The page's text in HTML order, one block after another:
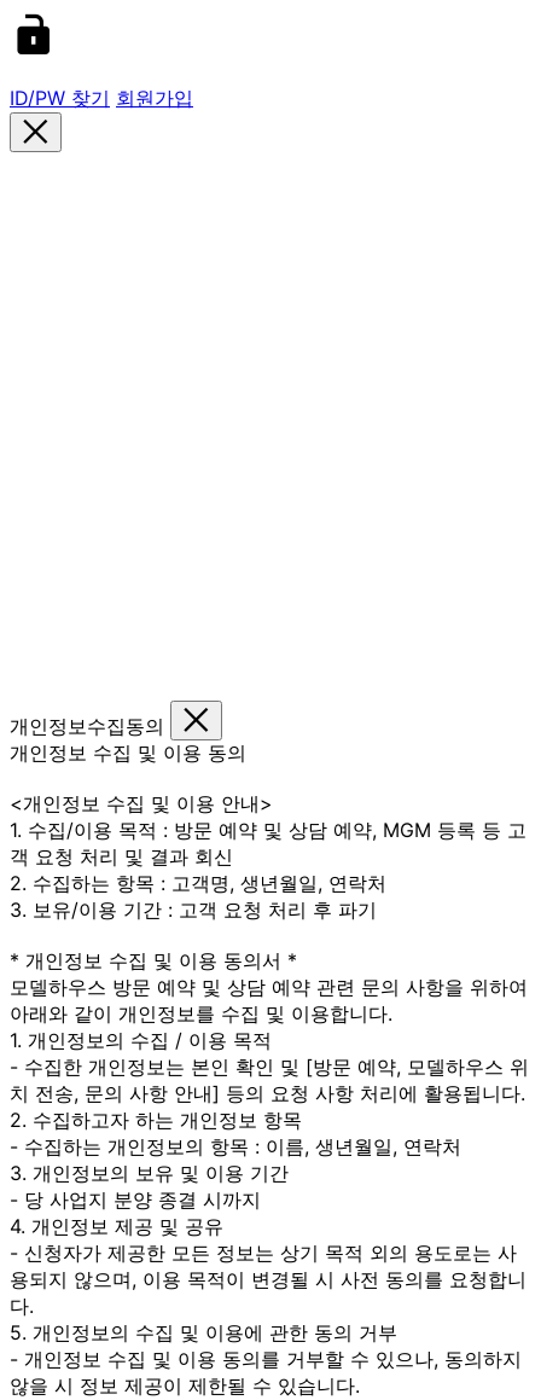
ID/PW 찾기 회원가입
개인정보수집동의
개인정보 수집 및 이용 동의
<개인정보 수집 및 이용 안내>
1. 수집/이용 목적 : 방문 예약 및 상담 예약, MGM 등록 등 고
객 요청 처리 및 결과 회신
2. 수집하는 항목 : 고객명, 생년월일, 연락처
3. 보유/이용 기간 : 고객 요청 처리 후 파기
* 개인정보 수집 및 이용 동의서 *
모델하우스 방문 예약 및 상담 예약 관련 문의 사항을 위하여
아래와 같이 개인정보를 수집 및 이용합니다.
1. 개인정보의 수집 / 이용 목적
- 수집한 개인정보는 본인 확인 및 [방문 예약, 모델하우스 위
치 전송, 문의 사항 안내] 등의 요청 사항 처리에 활용됩니다.
2. 수집하고자 하는 개인정보 항목
- 수집하는 개인정보의 항목 : 이름, 생년월일, 연락처
3. 개인정보의 보유 및 이용 기간
- 당 사업지 분양 종결 시까지
4. 개인정보 제공 및 공유
- 신청자가 제공한 모든 정보는 상기 목적 외의 용도로는 사
용되지 않으며, 이용 목적이 변경될 시 사전 동의를 요청합니
다.
5. 개인정보의 수집 및 이용에 관한 동의 거부
- 개인정보 수집 및 이용 동의를 거부할 수 있으나, 동의하지
않을 시 정보 제공이 제한될 수 있습니다.